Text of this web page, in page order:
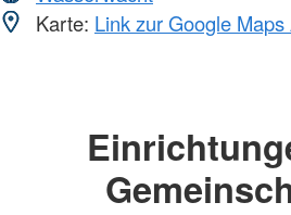
Karte: Link zur Google